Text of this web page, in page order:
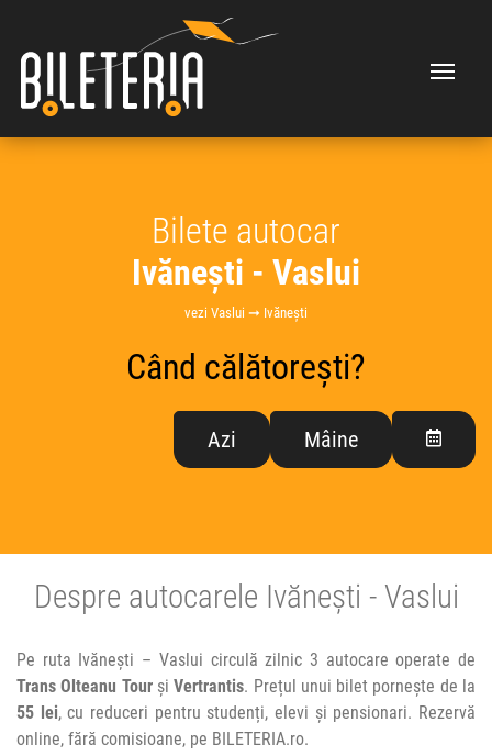
Bilete autocar
Ivănești - Vaslui
vezi Vaslui ➞ Ivănești
Când călătorești?
Azi Mâine
Despre autocarele Ivănești - Vaslui
Pe ruta Ivănești – Vaslui circulă zilnic 3 autocare operate de
Trans Olteanu TourșiVertrantis. Prețul unui bilet pornește de la
55 lei, cu reduceri pentru studenți, elevi și pensionari. Rezervă
online, fără comisioane, pe BILETERIA.ro.